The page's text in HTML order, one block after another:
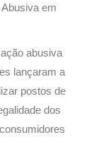
em
abusiva
lançaram a
postos de
dos